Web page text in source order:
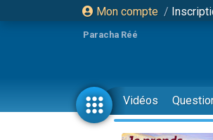
Mon compte /
Paracha Réé
Vidéos